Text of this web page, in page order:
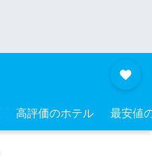
高評価のホテル 最安値